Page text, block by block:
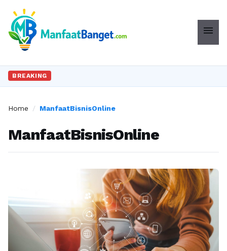
menu
BREAKING
Home / ManfaatBisnisOnline
ManfaatBisnisOnline